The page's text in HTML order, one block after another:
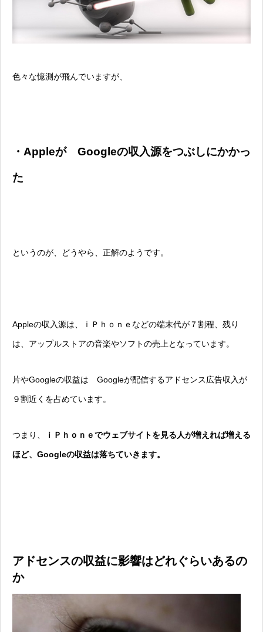
色々な憶測が飛んでいますが、
・Appleが Googleの収入源をつぶしにかかっ
た
というのが、どうやら、正解のようです。
Appleの収入源は、ｉＰｈｏｎｅなどの端末代が７割程、残り
は、アップルストアの音楽やソフトの売上となっています。
片やGoogleの収益は Googleが配信するアドセンス広告収入が
９割近くを占めています。
つまり、 ｉＰｈｏｎｅでウェブサイトを見る人が増えれば増える
ほど、Googleの収益は落ちていきます。
アドセンスの収益に影響はどれぐらいあるの
か